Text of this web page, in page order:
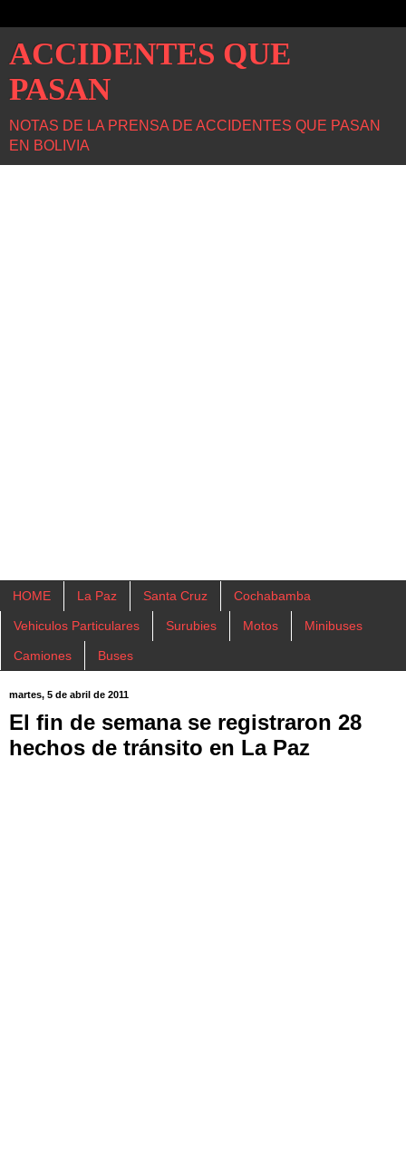
ACCIDENTES QUE
PASAN
NOTAS DE LA PRENSA DE ACCIDENTES QUE PASAN
EN BOLIVIA
HOME La Paz Santa Cruz Cochabamba
Vehiculos Particulares Surubies Motos Minibuses
Camiones Buses
martes, 5 de abril de 2011
El fin de semana se registraron 28
hechos de tránsito en La Paz